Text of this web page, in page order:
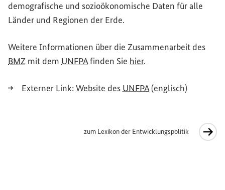
demografische und sozioökonomische Daten für alle
Länder und Regionen der Erde.
Weitere Informationen über die Zusammenarbeit des
BMZ mit dem UNFPAfinden Sie hier.
Externer Link:Website des UNFPA(englisch)
zum Lexikon der Entwicklungspolitik
Interner Link